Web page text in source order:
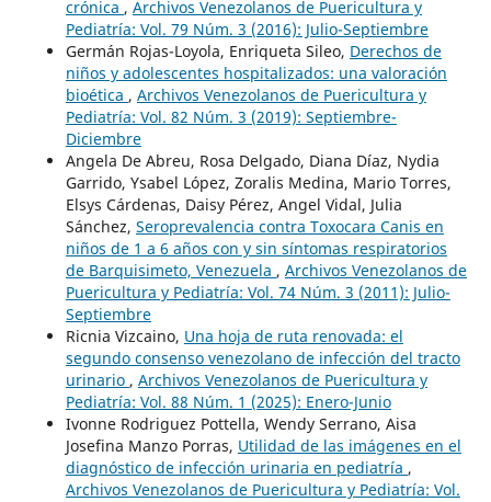
crónica , Archivos Venezolanos de Puericultura y
Pediatría: Vol. 79 Núm. 3 (2016): Julio-Septiembre
Germán Rojas-Loyola, Enriqueta Sileo, Derechos de
niños y adolescentes hospitalizados: una valoración
bioética , Archivos Venezolanos de Puericultura y
Pediatría: Vol. 82 Núm. 3 (2019): Septiembre-
Diciembre
Angela De Abreu, Rosa Delgado, Diana Díaz, Nydia
Garrido, Ysabel López, Zoralis Medina, Mario Torres,
Elsys Cárdenas, Daisy Pérez, Angel Vidal, Julia
Sánchez, Seroprevalencia contra Toxocara Canis en
niños de 1 a 6 años con y sin síntomas respiratorios
de Barquisimeto, Venezuela , Archivos Venezolanos de
Puericultura y Pediatría: Vol. 74 Núm. 3 (2011): Julio-
Septiembre
Ricnia Vizcaino, Una hoja de ruta renovada: el
segundo consenso venezolano de infección del tracto
urinario , Archivos Venezolanos de Puericultura y
Pediatría: Vol. 88 Núm. 1 (2025): Enero-Junio
Ivonne Rodriguez Pottella, Wendy Serrano, Aisa
Josefina Manzo Porras, Utilidad de las imágenes en el
diagnóstico de infección urinaria en pediatría ,
Archivos Venezolanos de Puericultura y Pediatría: Vol.